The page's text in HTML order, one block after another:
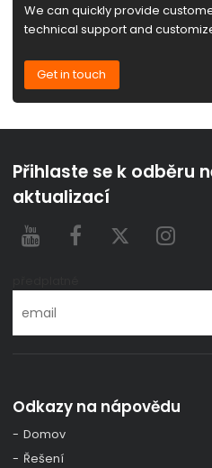
We can quickly provide
technical support and
Get in touch
Přihlaste se k odběru
aktualizací
Odkazy na nápovědu
Domov
Řešení